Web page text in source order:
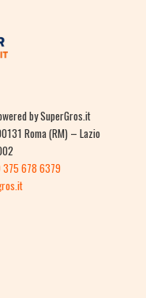
by SuperGros.it
Roma (RM) – Lazio
375 678 6379